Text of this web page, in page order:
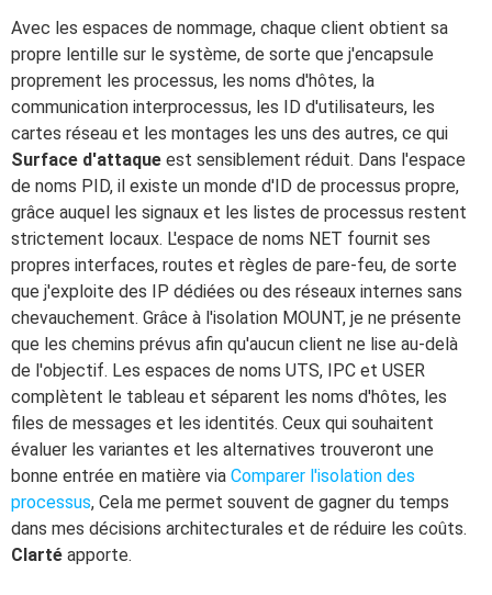
Avec les espaces de nommage, chaque client obtient sa
propre lentille sur le système, de sorte que j'encapsule
proprement les processus, les noms d'hôtes, la
communication interprocessus, les ID d'utilisateurs, les
cartes réseau et les montages les uns des autres, ce qui
Surface d'attaque est sensiblement réduit. Dans l'espace
de noms PID, il existe un monde d'ID de processus propre,
grâce auquel les signaux et les listes de processus restent
strictement locaux. L'espace de noms NET fournit ses
propres interfaces, routes et règles de pare-feu, de sorte
que j'exploite des IP dédiées ou des réseaux internes sans
chevauchement. Grâce à l'isolation MOUNT, je ne présente
que les chemins prévus afin qu'aucun client ne lise au-delà
de l'objectif. Les espaces de noms UTS, IPC et USER
complètent le tableau et séparent les noms d'hôtes, les
files de messages et les identités. Ceux qui souhaitent
évaluer les variantes et les alternatives trouveront une
bonne entrée en matière via Comparer l'isolation des
processus, Cela me permet souvent de gagner du temps
dans mes décisions architecturales et de réduire les coûts.
Clarté apporte.